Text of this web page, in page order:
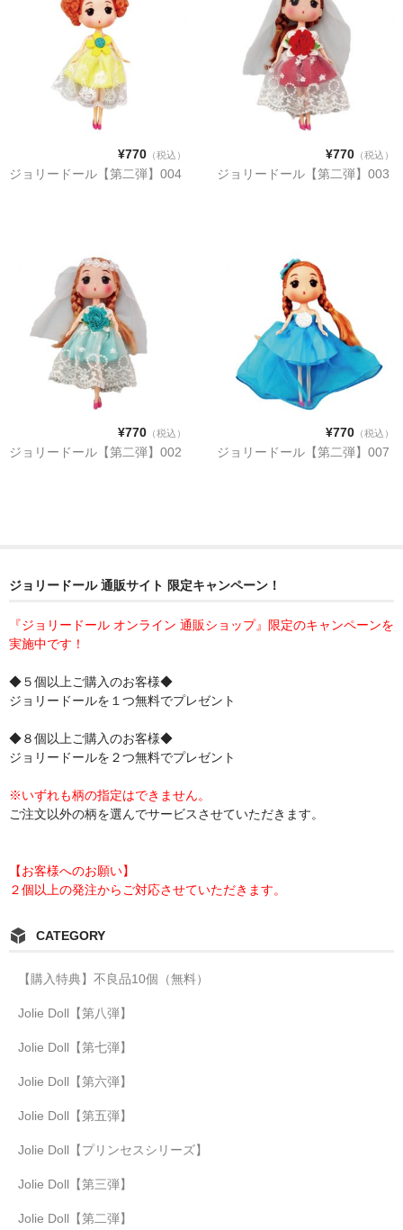
¥770（税込）
ジョリードール【第二弾】004
¥770（税込）
ジョリードール【第二弾】003
¥770（税込）
ジョリードール【第二弾】002
¥770（税込）
ジョリードール【第二弾】007
ジョリードール 通販サイト 限定キャンペーン！
『ジョリードール オンライン 通販ショップ』限定のキャンペーンを
実施中です！
◆５個以上ご購入のお客様◆
ジョリードールを１つ無料でプレゼント
◆８個以上ご購入のお客様◆
ジョリードールを２つ無料でプレゼント
※いずれも柄の指定はできません。
ご注文以外の柄を選んでサービスさせていただきます。
【お客様へのお願い】
２個以上の発注からご対応させていただきます。
CATEGORY
【購入特典】不良品10個（無料）
Jolie Doll【第八弾】
Jolie Doll【第七弾】
Jolie Doll【第六弾】
Jolie Doll【第五弾】
Jolie Doll【プリンセスシリーズ】
Jolie Doll【第三弾】
Jolie Doll【第二弾】